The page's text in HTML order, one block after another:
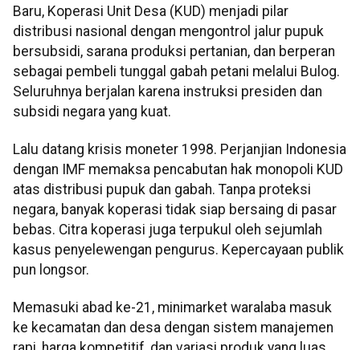
Baru, Koperasi Unit Desa (KUD) menjadi pilar
distribusi nasional dengan mengontrol jalur pupuk
bersubsidi, sarana produksi pertanian, dan berperan
sebagai pembeli tunggal gabah petani melalui Bulog.
Seluruhnya berjalan karena instruksi presiden dan
subsidi negara yang kuat.
Lalu datang krisis moneter 1998. Perjanjian Indonesia
dengan IMF memaksa pencabutan hak monopoli KUD
atas distribusi pupuk dan gabah. Tanpa proteksi
negara, banyak koperasi tidak siap bersaing di pasar
bebas. Citra koperasi juga terpukul oleh sejumlah
kasus penyelewengan pengurus. Kepercayaan publik
pun longsor.
Memasuki abad ke-21, minimarket waralaba masuk
ke kecamatan dan desa dengan sistem manajemen